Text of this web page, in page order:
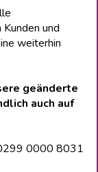
und
weiterhin
geänderte
auch auf
0000 8031